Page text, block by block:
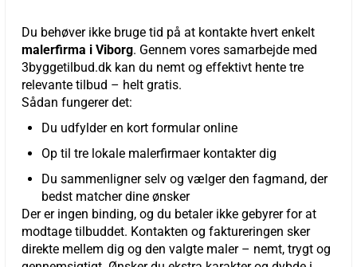
Du behøver ikke bruge tid på at kontakte hvert enkelt
malerfirma i Viborg. Gennem vores samarbejde med
3byggetilbud.dk kan du nemt og effektivt hente tre
relevante tilbud – helt gratis.
Sådan fungerer det:
Du udfylder en kort formular online
Op til tre lokale malerfirmaer kontakter dig
Du sammenligner selv og vælger den fagmand, der
bedst matcher dine ønsker
Der er ingen binding, og du betaler ikke gebyrer for at
modtage tilbuddet. Kontakten og faktureringen sker
direkte mellem dig og den valgte maler – nemt, trygt og